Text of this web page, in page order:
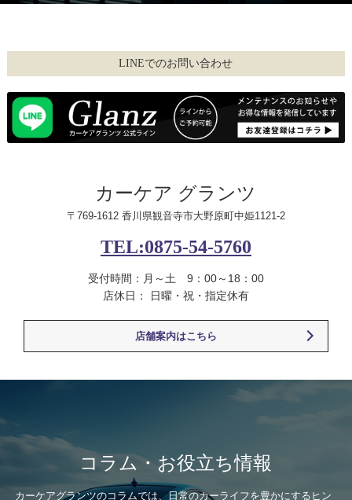
LINEでのお問い合わせ
カーケア グランツ
〒769-1612 香川県観音寺市大野原町中姫1121-2
TEL:0875-54-5760
受付時間：月～土 9：00～18：00
店休日： 日曜・祝・指定休有
店舗案内はこちら
コラム・お役立ち情報
カーケアグランツのコラムでは、日常のカーライフを豊かにするヒン